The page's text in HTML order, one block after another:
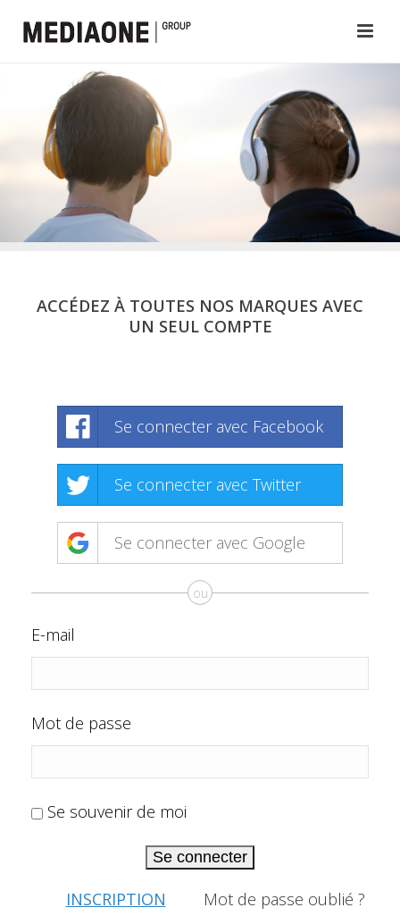
ACCÉDEZ À TOUTES NOS MARQUES AVEC
UN SEUL COMPTE
Se connecter avec Facebook
Se connecter avec Twitter
Se connecter avec Google
ou
E-mail
Mot de passe
Se souvenir de moi
Se connecter
INSCRIPTION Mot de passe oublié ?